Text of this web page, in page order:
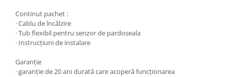
Continut pachet :
· Cablu de încălzire
· Tub flexibil pentru senzor de pardoseala
· Instrucțiuni de instalare
Garanţie
· garanție de 20 ani durată care acoperă funcționarea